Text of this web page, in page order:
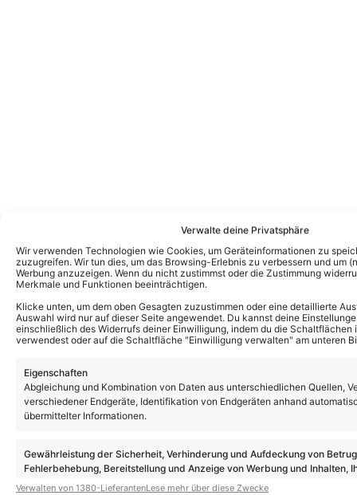
Verwalte deine Privatsphäre
Wir verwenden Technologien wie Cookies, um Geräteinformationen zu
zuzugreifen. Wir tun dies, um das Browsing-Erlebnis zu verbessern und um
Werbung anzuzeigen. Wenn du nicht zustimmst oder die Zustimmung
Merkmale und Funktionen beeinträchtigen.
Klicke unten, um dem oben Gesagten zuzustimmen oder eine detaillierte
Auswahl wird nur auf dieser Seite angewendet. Du kannst deine
einschließlich des Widerrufs deiner Einwilligung, indem du die
verwendest oder auf die Schaltfläche "Einwilligung verwalten" am unteren
Eigenschaften
Abgleichung und Kombination von Daten aus unterschiedlichen Quellen,
verschiedener Endgeräte, Identifikation von Endgeräten anhand
übermittelter Informationen.
Gewährleistung der Sicherheit, Verhinderung und Aufdeckung von
Fehlerbehebung, Bereitstellung und Anzeige von Werbung und Inhalten,
Entscheidungen zum Datenschutz speichern und übermitteln.
Verwalten von 1380-LieferantenLese mehr über diese Zwecke
Das könnte Euch auch interessieren:
Howard Carpendale Musical „Hello!
Again?“ auf Tour: Tickets, Termine und alle
Infos!
Howard Carpendale über Musical „Hello!
Again?“: Hat viel mehr Tiefe „als manch
andere Musicals“